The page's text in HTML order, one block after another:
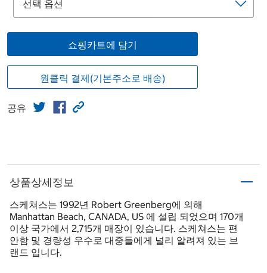
쇼핑카트에 담기
원클릭 결제(기본주소로 배송)
공유
상품상세정보
스케쳐스는 1992년 Robert Greenberg에 의해
Manhattan Beach, CANADA, US 에 설립 되었으며 170개
이상 국가에서 2,715개 매장이 있습니다. 스케쳐스는 편
안함 및 경량성 우수로 대중들에게 널리 알려져 있는 브
랜드 입니다.